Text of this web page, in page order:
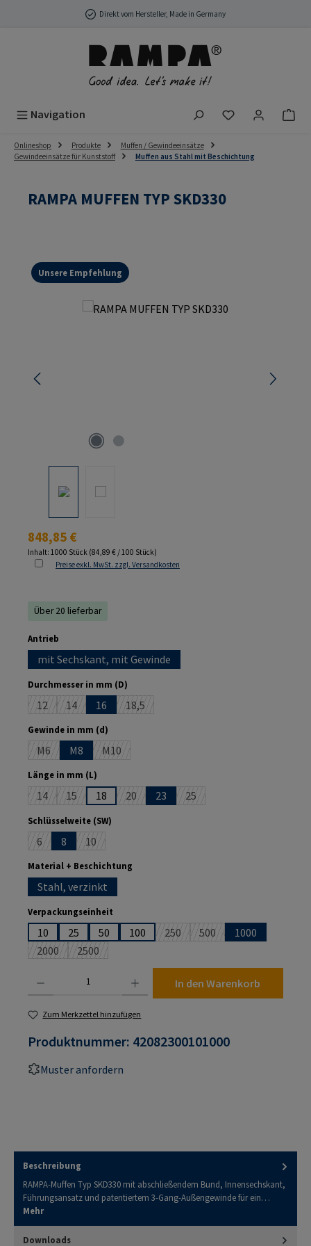
Zum Hauptinhalt springenDirekt vom Hersteller, Made in Germany
Navigation Du hast 0
Onlineshop Produkte
Muffen / Gewindeeinsätze
Gewindeeinsätze für Kunststoff
Muffen aus Stahl mit Beschichtung
RAMPA MUFFEN TYP SKD330
Unsere Empfehlung
Bildergalerie überspringen
Regulärer Preis:
848,85 €
Inhalt: 1000 Stück (84,89 € / 100 Stück)
Preise exkl. MwSt. zzgl. Versandkosten
Über 20 lieferbar
Antrieb
mit Sechskant, mit Gewinde
Durchmesser in mm (D)
12(Diese Option ist zurzeit nicht verfügbar.)
14(Diese Option ist zurzeit nicht verfügbar.)
16 18,5(Diese Option ist zurzeit nicht verfügbar.)
Gewinde in mm (d)
M6(Diese Option ist zurzeit nicht verfügbar.)
M8 M10(Diese Option ist zurzeit nicht verfügbar.)
Länge in mm (L)
14(Diese Option ist zurzeit nicht verfügbar.)
15(Diese Option ist zurzeit nicht verfügbar.)
18 20(Diese Option ist zurzeit nicht verfügbar.)
23 25(Diese Option ist zurzeit
Schlüsselweite (SW)
6(Diese Option ist zurzeit nicht verfügbar.)
8 10(Diese Option ist zurzeit nicht verfügbar.)
Material + Beschichtung
Stahl, verzinkt
Verpackungseinheit
10 25 50 100 250(Diese Option ist zurzeit nicht
500(Diese Option ist zurzeit
1000
2000(Diese Option ist zurzeit nicht verfügbar.)
2500(Diese Option ist zurzeit nicht verfügbar.)
In den Warenkorb
Zum Merkzettel hinzufügen
Produktnummer: 42082300101000
Muster anfordern
Beschreibung
RAMPA-Muffen Typ SKD330 mit abschließendem Bund, Innensechskant,
Führungsansatz und patentiertem 3-Gang-Außengewinde für ein…
Mehr
Downloads